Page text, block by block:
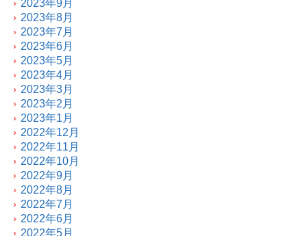
2023年9月
2023年8月
2023年7月
2023年6月
2023年5月
2023年4月
2023年3月
2023年2月
2023年1月
2022年12月
2022年11月
2022年10月
2022年9月
2022年8月
2022年7月
2022年6月
2022年5月